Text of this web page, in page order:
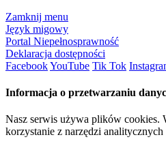
Zamknij menu
Język migowy
Portal Niepełnosprawność
Deklaracja dostępności
FacebookYouTube Tik Tok
Informacja o przetwarzaniu
Nasz serwis używa plików cookies.
korzystanie z narzędzi